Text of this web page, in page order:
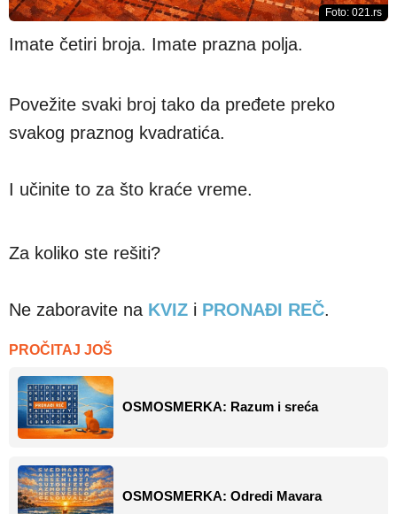
Foto: 021.rs
Imate četiri broja. Imate prazna polja.
Povežite svaki broj tako da pređete preko
svakog praznog kvadratića.
I učinite to za što kraće vreme.
Za koliko ste rešiti?
Ne zaboravite na KVIZ i PRONAĐI REČ.
PROČITAJ JOŠ
OSMOSMERKA: Razum i sreća
OSMOSMERKA: Odredi Mavara